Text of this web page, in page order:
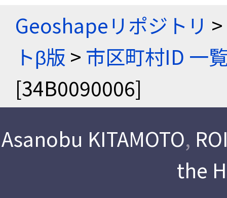
Geoshapeリポジトリ >
トβ版 > 市区町村ID 一
[34B0090006]
Asanobu KITAMOTO,
the